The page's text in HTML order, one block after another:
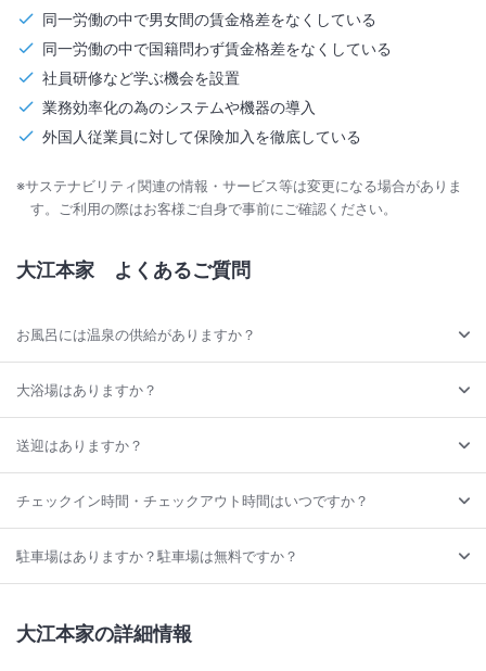
同一労働の中で男女間の賃金格差をなくしている
同一労働の中で国籍問わず賃金格差をなくしている
社員研修など学ぶ機会を設置
業務効率化の為のシステムや機器の導入
外国人従業員に対して保険加入を徹底している
※サステナビリティ関連の情報・サービス等は変更になる場合がありま
す。ご利用の際はお客様ご自身で事前にご確認ください。
大江本家 よくあるご質問
お風呂には温泉の供給がありますか？
大浴場はありますか？
送迎はありますか？
チェックイン時間・チェックアウト時間はいつですか？
駐車場はありますか？駐車場は無料ですか？
大江本家の詳細情報